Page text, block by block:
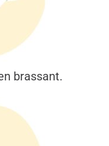
brassant.